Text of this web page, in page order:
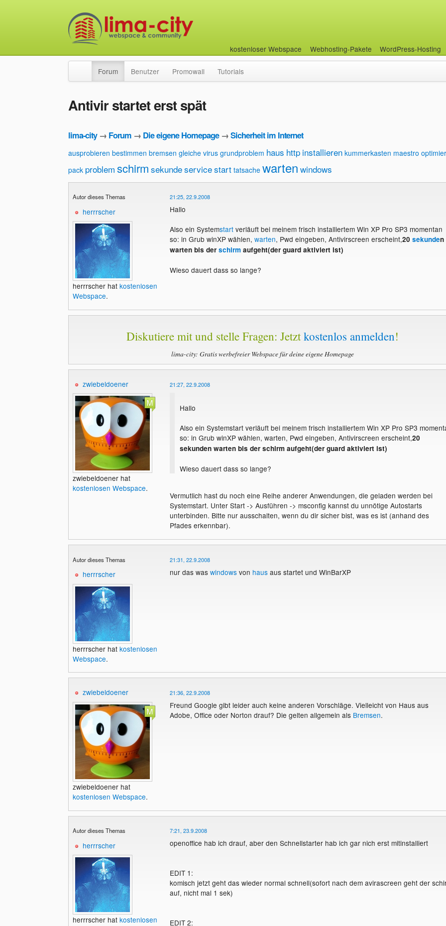
kostenloser Webspace Webhosting-Pakete WordPress-Hosting
Forum Benutzer Promowall Tutorials
Antivir startet erst spät
lima-city→ Forum → Die eigene Homepage→Sicherheit im Internet
ausprobieren bestimmen bremsen gleiche virus grundproblem haus http installieren kummerkasten maestro
pack problem schirm sekundeservicestart tatsache warten windows
Autor dieses Themas
herrrscher
herrrscher hat kostenlosen
Webspace.
21:25, 22.9.2008
Hallo
Also ein Systemstartverläuft bei meinem frisch installiertem Win XP Pro SP3 momentan
so: in Grub winXP wählen, warten, Pwd eingeben, Antivirscreen erscheint,20 sekunden
warten bis der schirmaufgeht(der guard aktiviert ist)
Wieso dauert dass so lange?
Diskutiere mit und stelle Fragen: Jetztkostenlos anmelden!
lima-city: Gratis werbefreier Webspace für deine eigene Homepage
zwiebeldoener
zwiebeldoener hat
kostenlosen Webspace.
21:27, 22.9.2008
Hallo
Also ein Systemstart verläuft bei meinem frisch installiertem Win XP Pro SP3
so: in Grub winXP wählen, warten, Pwd eingeben, Antivirscreen erscheint,20
sekunden warten bis der schirm aufgeht(der guard aktiviert ist)
Wieso dauert dass so lange?
Vermutlich hast du noch eine Reihe anderer Anwendungen, die geladen werden bei
Systemstart. Unter Start -> Ausführen -> msconfig kannst du unnötige Autostarts
unterbinden. Bitte nur ausschalten, wenn du dir sicher bist, was es ist (anhand des
Pfades erkennbar).
Autor dieses Themas
herrrscher
herrrscher hat kostenlosen
Webspace.
21:31, 22.9.2008
nur das was windowsvon hausaus startet und WinBarXP
zwiebeldoener
zwiebeldoener hat
kostenlosen Webspace.
21:36, 22.9.2008
Freund Google gibt leider auch keine anderen Vorschläge. Vielleicht von Haus aus
Adobe, Office oder Norton drauf? Die gelten allgemein als Bremsen.
Autor dieses Themas
herrrscher
herrrscher hat kostenlosen
7:21, 23.9.2008
openoffice hab ich drauf, aber den Schnellstarter hab ich gar nich erst mitinstalliert
EDIT 1:
komisch jetzt geht das wieder normal schnell(sofort nach dem avirascreen geht der
auf, nicht mal 1 sek)
EDIT 2: